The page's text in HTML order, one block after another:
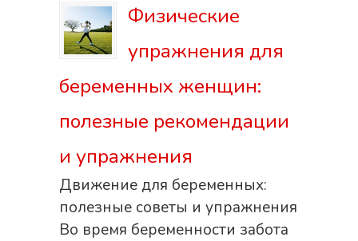
Физические
упражнения для
беременных женщин:
полезные рекомендации
и упражнения
Движение для беременных:
полезные советы и упражнения
Во время беременности забота